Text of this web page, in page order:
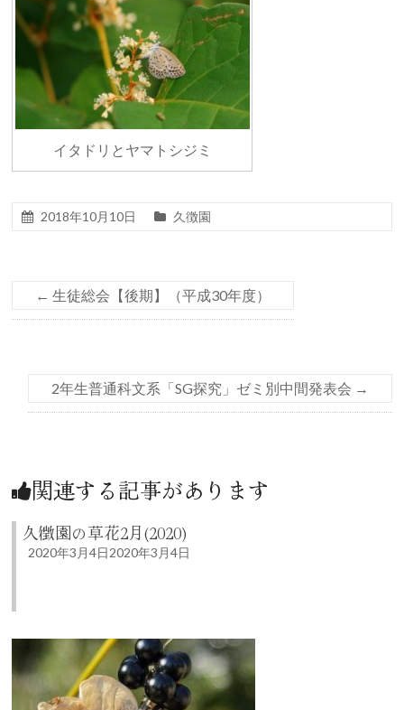
イタドリとヤマトシジミ
2018年10月10日 久徴園
← 生徒総会【後期】（平成30年度）
2年生普通科文系「SG探究」ゼミ別中間発表会 →
関連する記事があります
久徴園の草花2月(2020)
2020年3月4日2020年3月4日